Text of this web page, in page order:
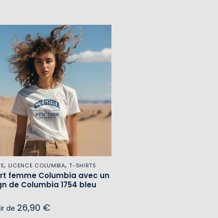
, LICENCE COLUMBIA,T-SHIRTS
femme Columbia avec un
de Columbia 1754 bleu
de 26,90 €